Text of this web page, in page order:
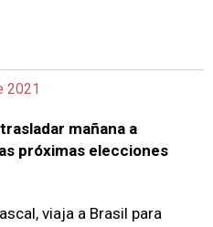
2021
mañana a
próximas elecciones
viaja a Brasil para